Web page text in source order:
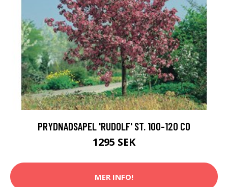
PRYDNADSAPEL 'RUDOLF' ST. 100-120 CO
1295 SEK
MER INFO!